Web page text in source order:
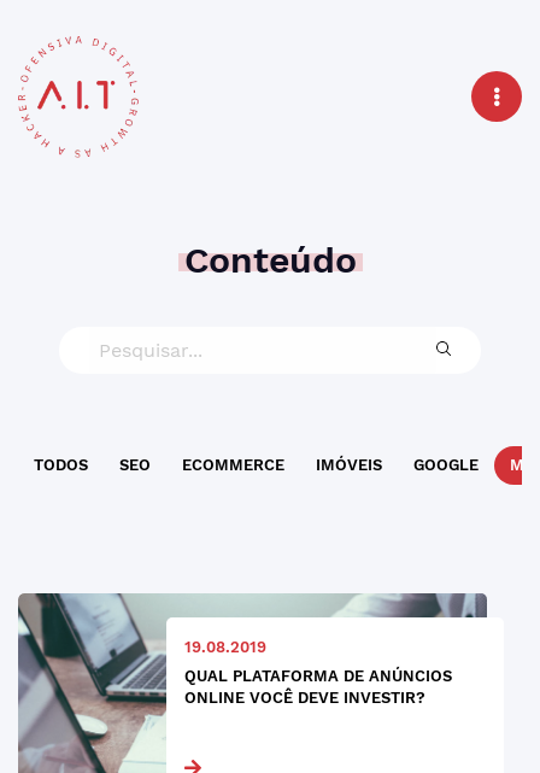
Conteúdo
TODOS SEO ECOMMERCE IMÓVEIS GOOGLE
19.08.2019
QUAL PLATAFORMA DE ANÚNCIOS
ONLINE VOCÊ DEVE INVESTIR?